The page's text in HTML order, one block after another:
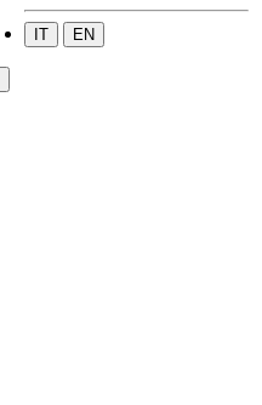
IT EN